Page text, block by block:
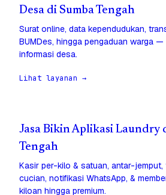
Desa di Sumba Tengah
Surat online, data kependudukan,
BUMDes, hingga pengaduan warga
informasi desa.
Lihat layanan →
Jasa Bikin Aplikasi Laundry
Tengah
Kasir per-kilo & satuan, antar-
cucian, notifikasi WhatsApp, &
kiloan hingga premium.